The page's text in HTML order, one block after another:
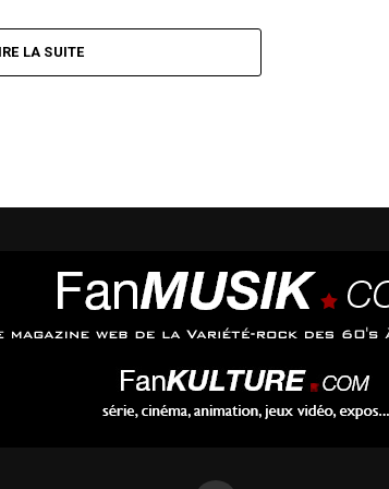
|MySpace officiel
LA SUITE